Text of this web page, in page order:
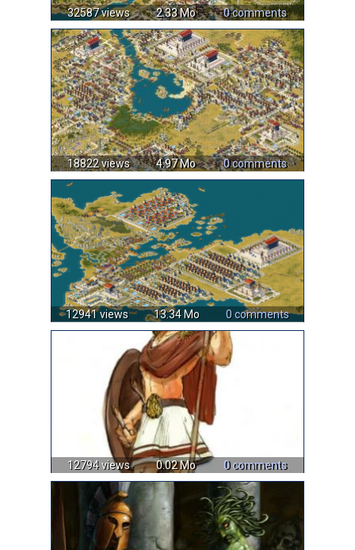
32587 views 2.33 Mo 0 comments
18822 views 4.97 Mo 0 comments
12941 views 13.34 Mo 0 comments
12794 views 0.02 Mo 0 comments